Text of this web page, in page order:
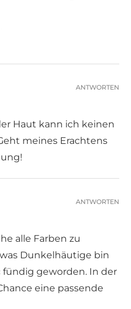
Haut kann ich keinen
meines Erachtens
ANTWORTEN
alle Farben zu
Dunkelhäutige bin
geworden. In der
eine passende
ANTWORTEN